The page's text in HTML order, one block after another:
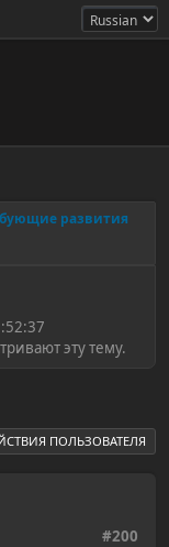
развития
эту тему.
ПОЛЬЗОВАТЕЛЯ
#200